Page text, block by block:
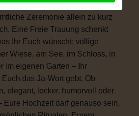
für Euch. Vielleicht ist
Zeremonie allein zu kurz
Eine Freie Trauung schenkt
Ihr Euch wünscht: völlige
Wiese, am See, im Schloss, in
im eigenen Garten – Ihr
das Ja-Wort gebt. Ob
elegant, locker, humorvoll oder
Eure Hochzeit darf genauso sein,